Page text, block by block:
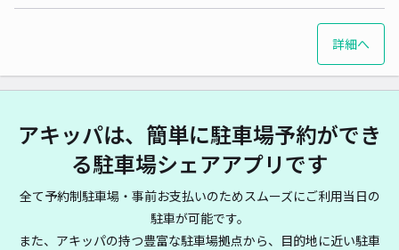
詳細へ
アキッパは、簡単に駐車場予約ができ
る駐車場シェアアプリです
全て予約制駐車場・事前お支払いのためスムーズにご利用当日の
駐車が可能です。
また、アキッパの持つ豊富な駐車場拠点から、目的地に近い駐車